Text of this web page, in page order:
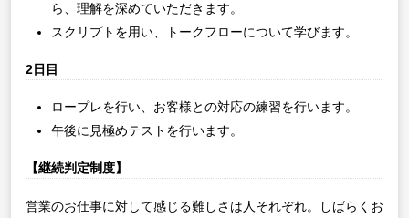
ら、理解を深めていただきます。
スクリプトを用い、トークフローについて学びます。
2日目
ロープレを行い、お客様との対応の練習を行います。
午後に見極めテストを行います。
【継続判定制度】
営業のお仕事に対して感じる難しさは人それぞれ。しばらくお